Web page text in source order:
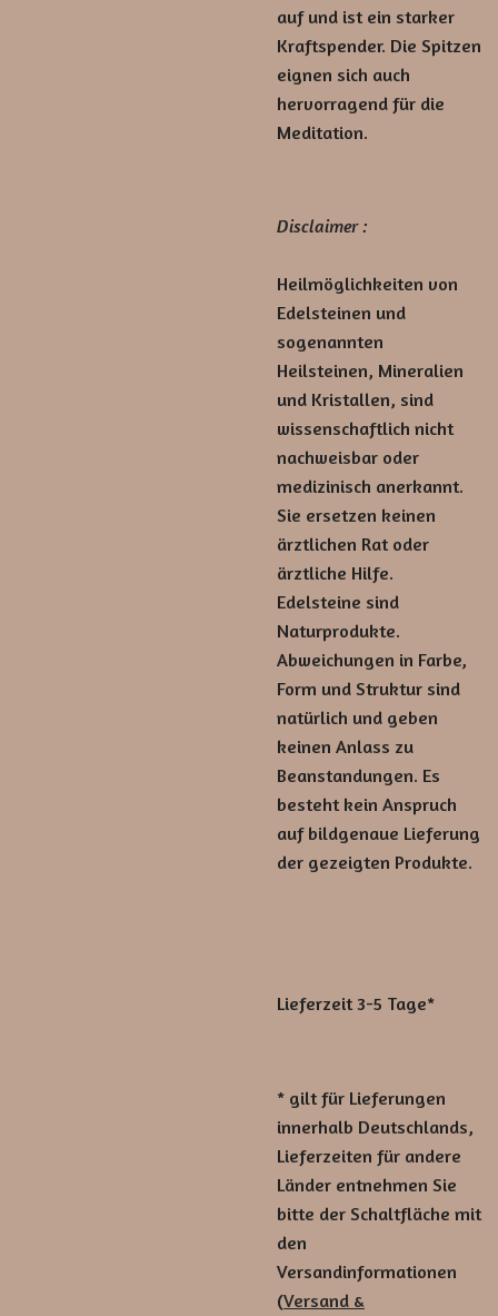
auf und ist ein starker
Kraftspender. Die Spitzen
eignen sich auch
hervorragend für die
Meditation.
Disclaimer :
Heilmöglichkeiten von
Edelsteinen und
sogenannten
Heilsteinen, Mineralien
und Kristallen, sind
wissenschaftlich nicht
nachweisbar oder
medizinisch anerkannt.
Sie ersetzen keinen
ärztlichen Rat oder
ärztliche Hilfe.
Edelsteine sind
Naturprodukte.
Abweichungen in Farbe,
Form und Struktur sind
natürlich und geben
keinen Anlass zu
Beanstandungen. Es
besteht kein Anspruch
auf bildgenaue Lieferung
der gezeigten Produkte.
Lieferzeit 3-5 Tage*
* gilt für Lieferungen
innerhalb Deutschlands,
Lieferzeiten für andere
Länder entnehmen Sie
bitte der Schaltfläche mit
den
Versandinformationen
(Versand &